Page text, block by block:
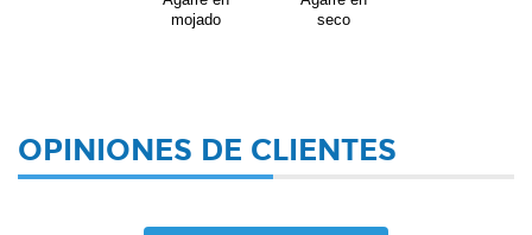
seco
mojado
OPINIONES DE CLIENTES